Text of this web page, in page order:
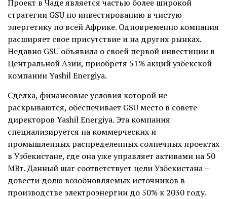
Проект в Чаде является частью более широкой
стратегии GSU по инвестированию в чистую
энергетику по всей Африке. Одновременно компания
расширяет свое присутствие и на других рынках.
Недавно GSU объявила о своей первой инвестиции в
Центральной Азии, приобретя 51% акций узбекской
компании Yashil Energiya.
Сделка, финансовые условия которой не
раскрываются, обеспечивает GSU место в совете
директоров Yashil Energiya. Эта компания
специализируется на коммерческих и
промышленных распределенных солнечных проектах
в Узбекистане, где она уже управляет активами на 50
МВт. Данный шаг соответствует цели Узбекистана –
довести долю возобновляемых источников в
производстве электроэнергии до 50% к 2030 году.